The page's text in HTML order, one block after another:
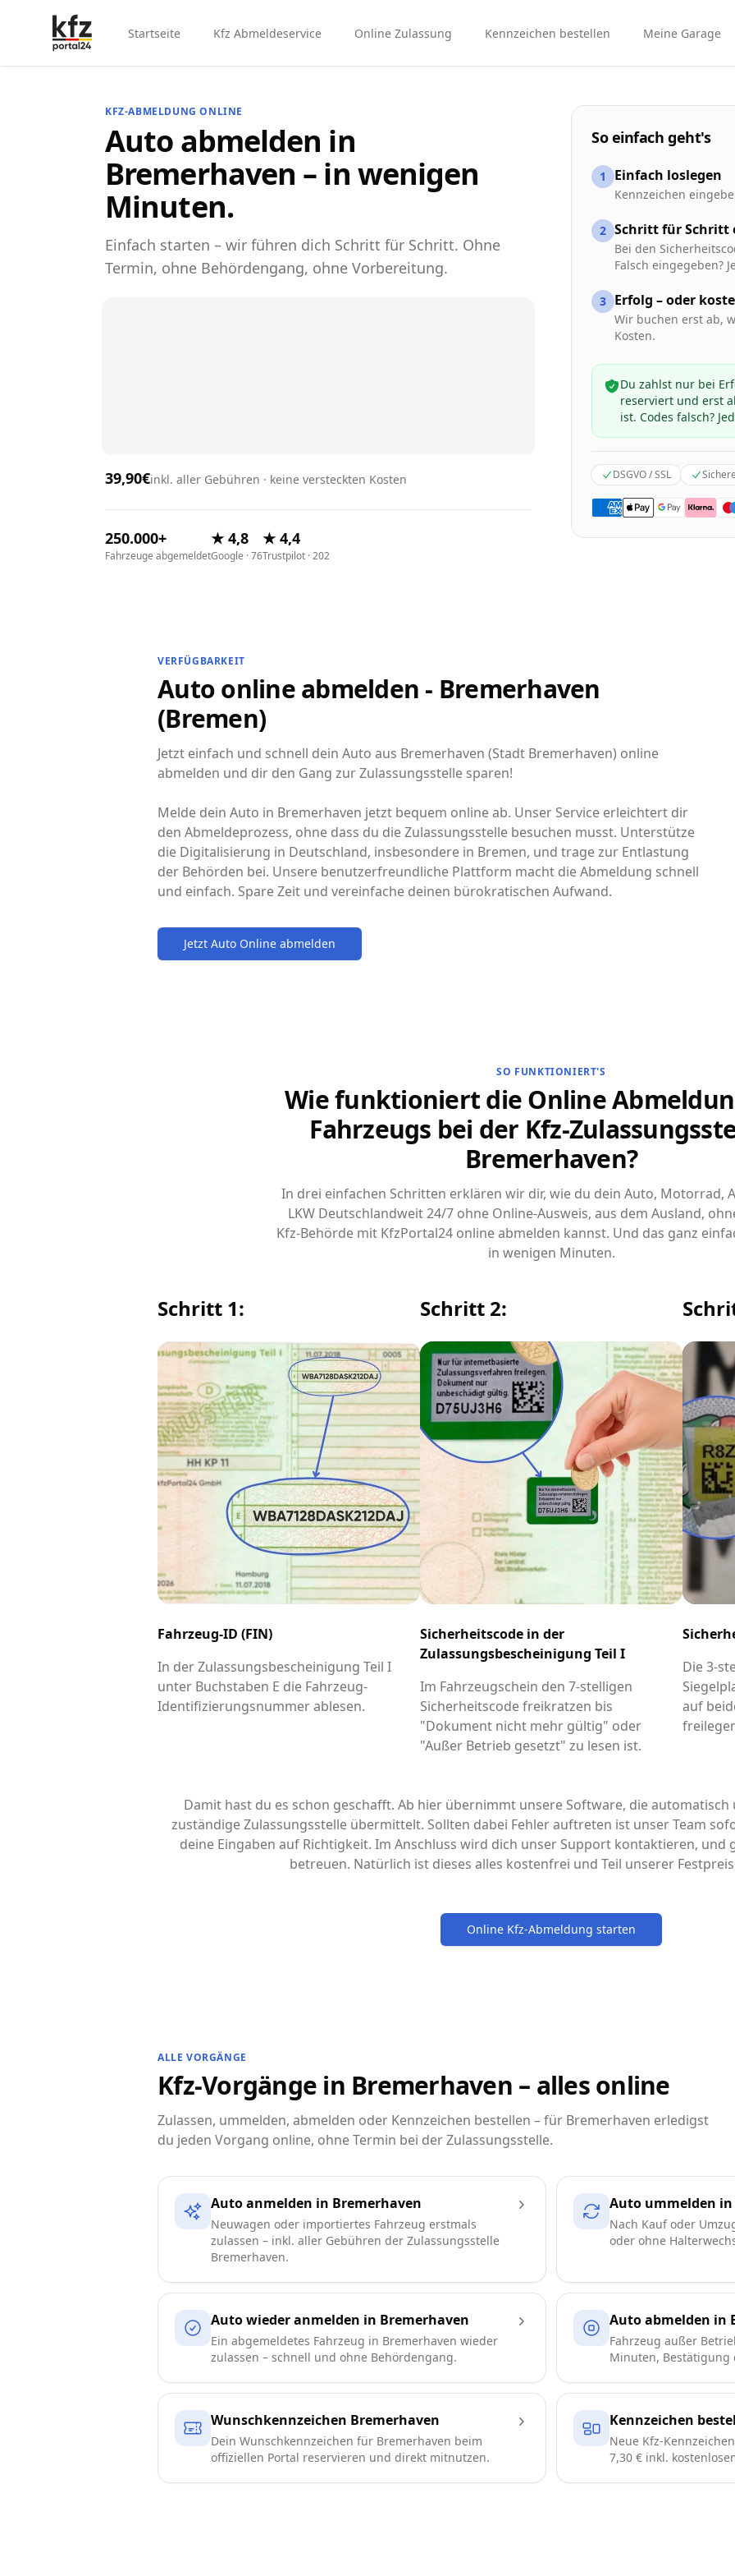
Startseite Kfz Abmeldeservice Online Zulassung Kennzeichen bestellen Meine Garage
KFZ-ABMELDUNG ONLINE
Auto abmelden in
Bremerhaven – in wenigen
Minuten.
Einfach starten – wir führen dich Schritt für Schritt. Ohne
Termin, ohne Behördengang, ohne Vorbereitung.
39,90€inkl. aller Gebühren · keine versteckten Kosten
250.000+
Fahrzeuge abgemeldet
★ 4,8
Google · 76
★ 4,4
Trustpilot · 202
So einfach geht's
1 Einfach loslegen
Kennzeichen
2 Schritt für Schritt
Bei den
Falsch eingegeben?
3 Erfolg – oder
Wir buchen erst ab,
Kosten.
Du zahlst nur bei
reserviert und erst
ist. Codes falsch?
DSGVO / SSL
VERFÜGBARKEIT
Auto online abmelden - Bremerhaven
(Bremen)
Jetzt einfach und schnell dein Auto aus Bremerhaven (Stadt Bremerhaven) online
abmelden und dir den Gang zur Zulassungsstelle sparen!
Melde dein Auto in Bremerhaven jetzt bequem online ab. Unser Service erleichtert dir
den Abmeldeprozess, ohne dass du die Zulassungsstelle besuchen musst. Unterstütze
die Digitalisierung in Deutschland, insbesondere in Bremen, und trage zur Entlastung
der Behörden bei. Unsere benutzerfreundliche Plattform macht die Abmeldung schnell
und einfach. Spare Zeit und vereinfache deinen bürokratischen Aufwand.
Jetzt Auto Online abmelden
SO FUNKTIONIERT'S
Wie funktioniert die Online
Fahrzeugs bei der Kfz-
Bremerhaven?
In drei einfachen Schritten erklären wir dir, wie du dein Auto, Motorrad,
LKW Deutschlandweit 24/7 ohne Online-Ausweis, aus dem Ausland,
Kfz-Behörde mit KfzPortal24 online abmelden kannst. Und das ganz
in wenigen Minuten.
Schritt 1:
Fahrzeug-ID (FIN)
In der Zulassungsbescheinigung Teil I
unter Buchstaben E die Fahrzeug-
Identifizierungsnummer ablesen.
Schritt 2:
Sicherheitscode in der
Zulassungsbescheinigung Teil I
Im Fahrzeugschein den 7-stelligen
Sicherheitscode freikratzen bis
"Dokument nicht mehr gültig" oder
"Außer Betrieb gesetzt" zu lesen ist.
Die 3-
auf
Damit hast du es schon geschafft. Ab hier übernimmt unsere Software, die
zuständige Zulassungsstelle übermittelt. Sollten dabei Fehler auftreten ist unser Team
deine Eingaben auf Richtigkeit. Im Anschluss wird dich unser Support kontaktieren, und
betreuen. Natürlich ist dieses alles kostenfrei und Teil unserer
Online Kfz-Abmeldung starten
ALLE VORGÄNGE
Kfz-Vorgänge in Bremerhaven – alles online
Zulassen, ummelden, abmelden oder Kennzeichen bestellen – für Bremerhaven erledigst
du jeden Vorgang online, ohne Termin bei der Zulassungsstelle.
Auto anmelden in Bremerhaven
Neuwagen oder importiertes Fahrzeug erstmals
zulassen – inkl. aller Gebühren der Zulassungsstelle
Bremerhaven.
Auto ummelden
Nach Kauf oder
oder ohne
Auto wieder anmelden in Bremerhaven
Ein abgemeldetes Fahrzeug in Bremerhaven wieder
zulassen – schnell und ohne Behördengang.
Auto abmelden in
Fahrzeug außer
Minuten, Bestätigung
Wunschkennzeichen Bremerhaven
Dein Wunschkennzeichen für Bremerhaven beim
offiziellen Portal reservieren und direkt mitnutzen.
Kennzeichen
Neue Kfz-
7,30 € inkl.